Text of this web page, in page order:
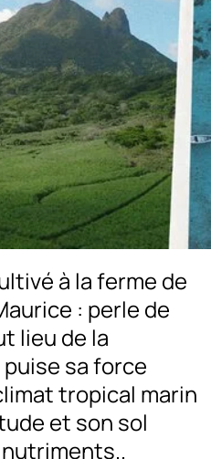
à la ferme de
: perle de
lieu de la
sa force
tropical marin
et son sol
.